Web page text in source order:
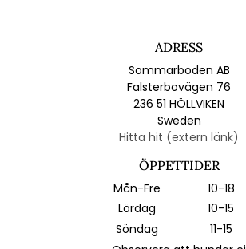
ADRESS
Sommarboden AB
Falsterbovägen 76
236 51 HÖLLVIKEN
Sweden
Hitta hit (extern länk)
ÖPPETTIDER
Mån-Fre
10-18
Lördag
10-15
Söndag
11-15